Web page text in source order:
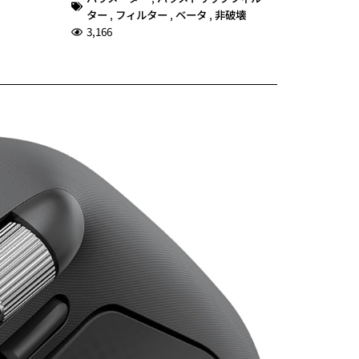
ター, フィルター, ベータ , 非破壊
3,166